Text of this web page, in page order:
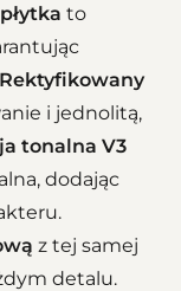
to
Rektyfikowany
i jednolitą,
tonalna V3
dodając
z tej samej
detalu.